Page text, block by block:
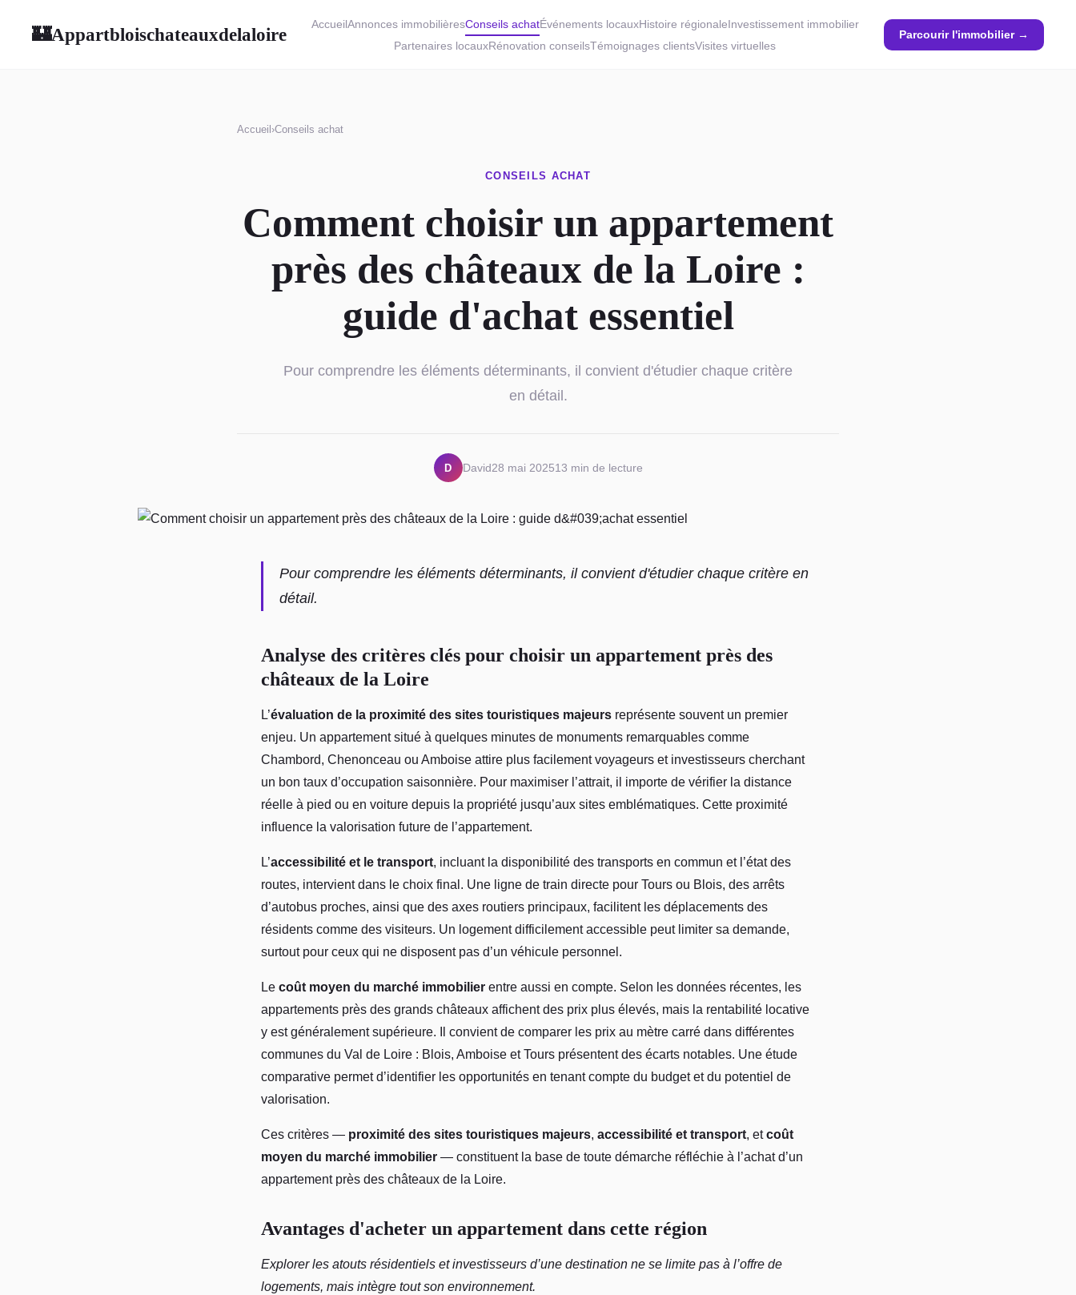
🏰Appartbloischateauxdelaloire AccueilAnnonces immobilièresConseils achatÉvénements locauxHistoire régionaleInvestissement immobilier
Partenaires locauxRénovation conseilsTémoignages clientsVisites virtuelles
Parcourir l'immobilier →
Accueil ›Conseils achat
CONSEILS ACHAT
Comment choisir un appartement
près des châteaux de la Loire :
guide d'achat essentiel
Pour comprendre les éléments déterminants, il convient d'étudier chaque critère
en détail.
D David28 mai 202513 min de lecture
Pour comprendre les éléments déterminants, il convient d'étudier chaque critère en
détail.
Analyse des critères clés pour choisir un appartement près des
châteaux de la Loire
L’évaluation de la proximité des sites touristiques majeurs représente souvent un premier
enjeu. Un appartement situé à quelques minutes de monuments remarquables comme
Chambord, Chenonceau ou Amboise attire plus facilement voyageurs et investisseurs cherchant
un bon taux d’occupation saisonnière. Pour maximiser l’attrait, il importe de vérifier la distance
réelle à pied ou en voiture depuis la propriété jusqu’aux sites emblématiques. Cette proximité
influence la valorisation future de l’appartement.
L’accessibilité et le transport, incluant la disponibilité des transports en commun et l’état des
routes, intervient dans le choix final. Une ligne de train directe pour Tours ou Blois, des arrêts
d’autobus proches, ainsi que des axes routiers principaux, facilitent les déplacements des
résidents comme des visiteurs. Un logement difficilement accessible peut limiter sa demande,
surtout pour ceux qui ne disposent pas d’un véhicule personnel.
Le coût moyen du marché immobilier entre aussi en compte. Selon les données récentes, les
appartements près des grands châteaux affichent des prix plus élevés, mais la rentabilité locative
y est généralement supérieure. Il convient de comparer les prix au mètre carré dans différentes
communes du Val de Loire : Blois, Amboise et Tours présentent des écarts notables. Une étude
comparative permet d’identifier les opportunités en tenant compte du budget et du potentiel de
valorisation.
Ces critères — proximité des sites touristiques majeurs, accessibilité et transport, etcoût
moyen du marché immobilier — constituent la base de toute démarche réfléchie à l’achat d’un
appartement près des châteaux de la Loire.
Avantages d'acheter un appartement dans cette région
Explorer les atouts résidentiels et investisseurs d’une destination ne se limite pas à l’offre de
logements, mais intègre tout son environnement.